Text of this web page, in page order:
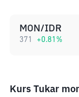
MON/IDR
371 +0.81 %
Kurs Tukar